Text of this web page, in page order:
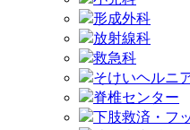
形成外科
放射線科
救急科
そけいヘルニ
脊椎センター
下肢救済・フ